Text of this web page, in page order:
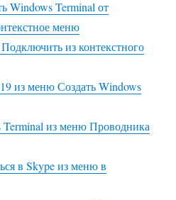
Windows Terminal от
меню
из контекстного
из меню Создать Windows
Terminal из меню Проводника
в Skype из меню в